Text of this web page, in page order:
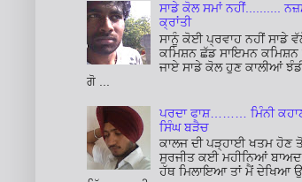
ਸਾਡੇ ਕੋਲ ਸਮਾਂ ਨਹੀਂ..........
ਕ੍ਰਾਂਤੀ
ਸਾਨੂੰ ਕੋਈ ਪ੍ਰਵਾਹ ਨਹੀਂ ਸਾਡੇ
ਕਮਿਸ਼ਨ ਛੱਡ ਸਾਇਮਨ ਕਮਿਸ਼ਨ
ਜਾਏ ਸਾਡੇ ਕੋਲ ਹੁਣ ਕਾਲੀਆਂ
ਗੋ ...
ਪਰਦਾ ਫਾਸ਼……… ਮਿੰਨੀ
ਸਿੰਘ ਬੜੈਚ
ਕਾਲਜ ਦੀ ਪੜ੍ਹਾਈ ਖਤਮ ਹੋਣ
ਸੁਰਜੀਤ ਕਈ ਮਹੀਨਿਆਂ
ਹੱਥ ਮਿਲਾਇਆ ਤਾਂ ਮੈਂ ਦੇਖਿਆ